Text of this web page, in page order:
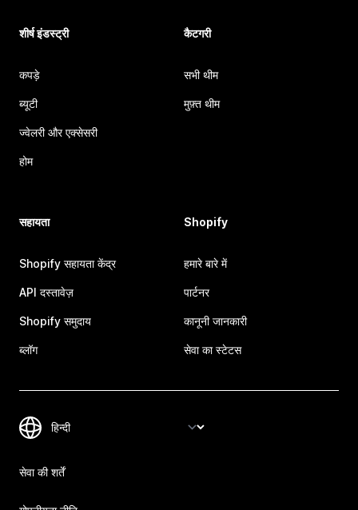
शीर्ष इंडस्ट्री
कपड़े
ब्यूटी
ज्वेलरी और एक्सेसरी
होम
कैटगरी
सभी थीम
मुफ़्त थीम
सहायता
Shopify सहायता केंद्र
API दस्तावेज़
Shopify समुदाय
ब्लॉग
Shopify
हमारे बारे में
पार्टनर
कानूनी जानकारी
सेवा का स्टेटस
सेवा की शर्तें